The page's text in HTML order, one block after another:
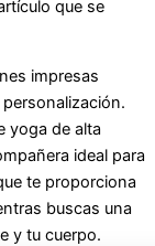
que se
impresas
yoga de alta
ideal para
te proporciona
buscas una
y tu cuerpo.